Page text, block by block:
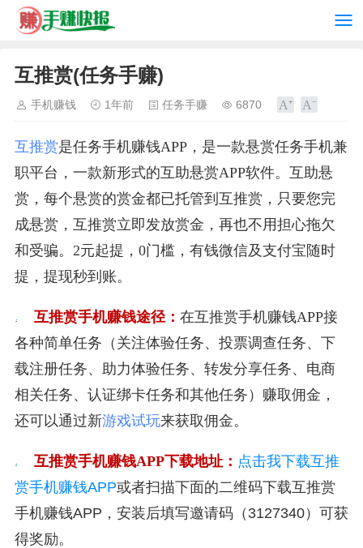
互推赏(任务手赚)
手机赚钱 1年前 任务手赚 6870
互推赏是任务手机赚钱APP，是一款悬赏任务手机兼
职平台，一款新形式的互助悬赏APP软件。互助悬
赏，每个悬赏的赏金都已托管到互推赏，只要您完
成悬赏，互推赏立即发放赏金，再也不用担心拖欠
和受骗。2元起提，0门槛，有钱微信及支付宝随时
提，提现秒到账。
互推赏手机赚钱途径：在互推赏手机赚钱APP接
各种简单任务（关注体验任务、投票调查任务、下
载注册任务、助力体验任务、转发分享任务、电商
相关任务、认证绑卡任务和其他任务）赚取佣金，
还可以通过新游戏试玩来获取佣金。
互推赏手机赚钱APP下载地址： 点击我下载互推
赏手机赚钱APP或者扫描下面的二维码下载互推赏
手机赚钱APP，安装后填写邀请码（3127340）可获
得奖励。